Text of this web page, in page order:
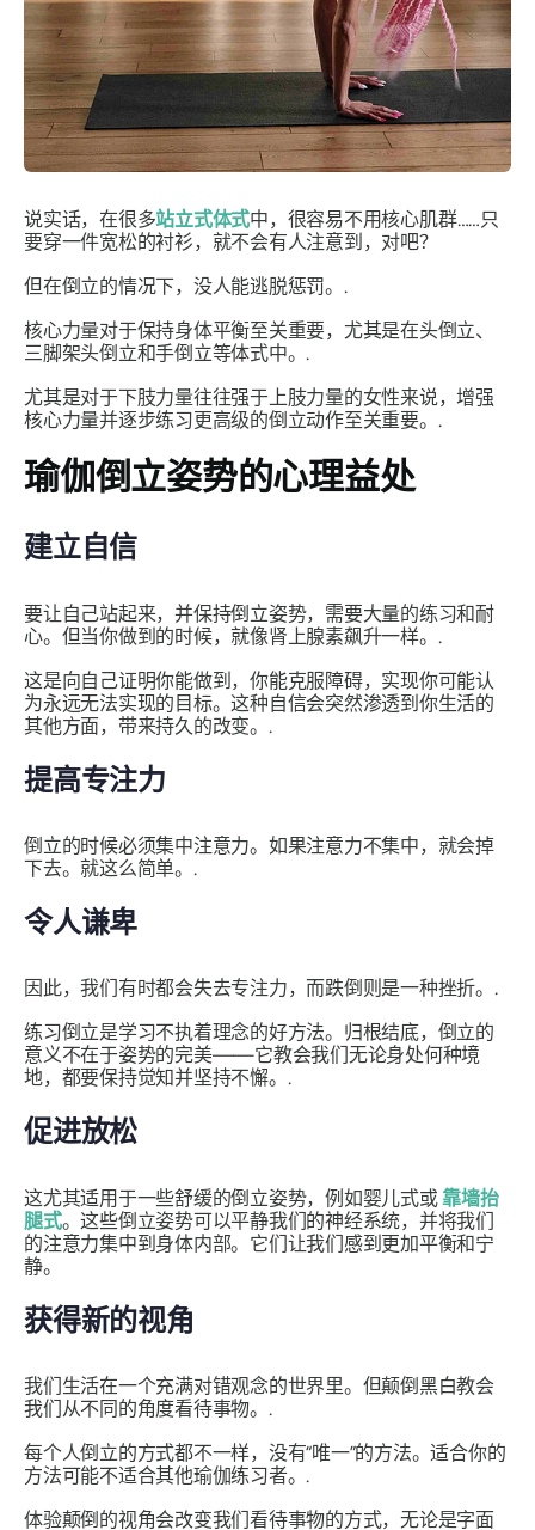
说实话，在很多站立式体式中，很容易不用核心肌群……只
要穿一件宽松的衬衫，就不会有人注意到，对吧？
但在倒立的情况下，没人能逃脱惩罚。.
核心力量对于保持身体平衡至关重要，尤其是在头倒立、
三脚架头倒立和手倒立等体式中。.
尤其是对于下肢力量往往强于上肢力量的女性来说，增强
核心力量并逐步练习更高级的倒立动作至关重要。.
瑜伽倒立姿势的心理益处
建立自信
要让自己站起来，并保持倒立姿势，需要大量的练习和耐
心。但当你做到的时候，就像肾上腺素飙升一样。.
这是向自己证明你能做到，你能克服障碍，实现你可能认
为永远无法实现的目标。这种自信会突然渗透到你生活的
其他方面，带来持久的改变。.
提高专注力
倒立的时候必须集中注意力。如果注意力不集中，就会掉
下去。就这么简单。.
令人谦卑
因此，我们有时都会失去专注力，而跌倒则是一种挫折。.
练习倒立是学习不执着理念的好方法。归根结底，倒立的
意义不在于姿势的完美——它教会我们无论身处何种境
地，都要保持觉知并坚持不懈。.
促进放松
这尤其适用于一些舒缓的倒立姿势，例如婴儿式或 靠墙抬
腿式。这些倒立姿势可以平静我们的神经系统，并将我们
的注意力集中到身体内部。它们让我们感到更加平衡和宁
静。
获得新的视角
我们生活在一个充满对错观念的世界里。但颠倒黑白教会
我们从不同的角度看待事物。.
每个人倒立的方式都不一样，没有“唯一”的方法。适合你的
方法可能不适合其他瑜伽练习者。.
体验颠倒的视角会​​改变我们看待事物的方式，无论是字面